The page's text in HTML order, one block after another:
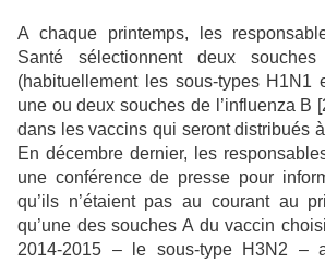
A chaque printemps, les
Santé sélectionnent deux
(habituellement les sous-types H1N1
une ou deux souches de l’influenza B
dans les vaccins qui seront distribués
En décembre dernier, les
une conférence de presse pour
qu’ils n’étaient pas au courant au
qu’une des souches A du vaccin
2014-2015 – le sous-type H3N2 –